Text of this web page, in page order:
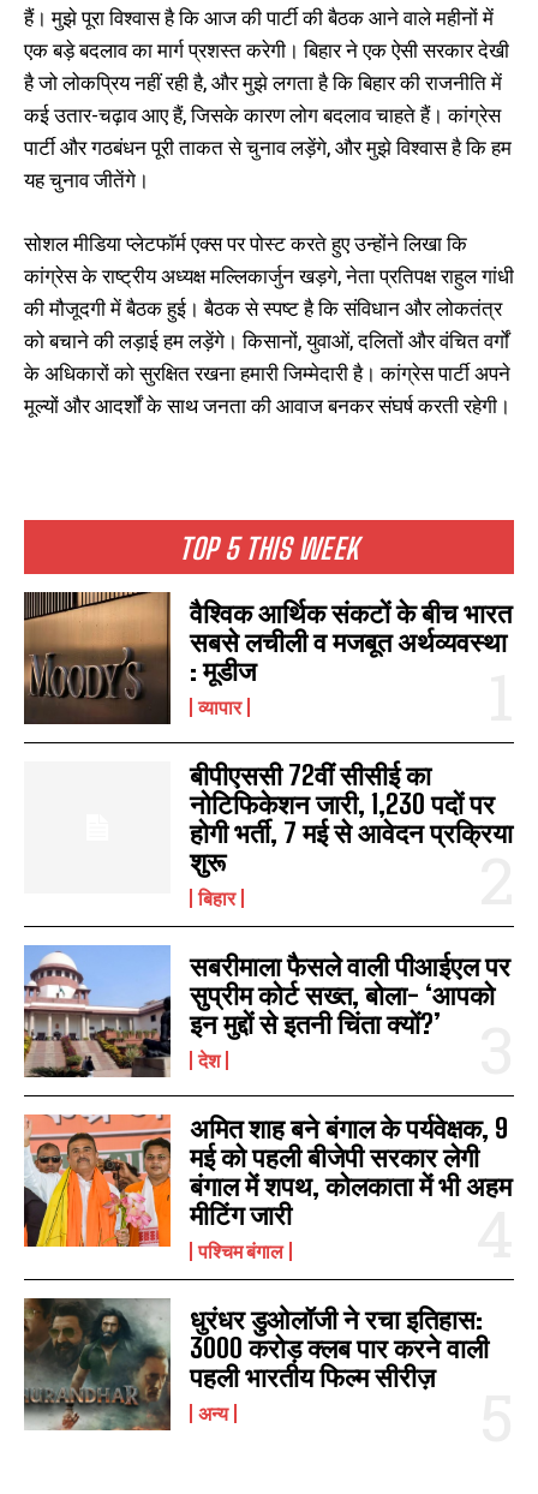
TOP 5 THIS WEEK
वैश्विक आर्थिक संकटों के बीच भारत
सबसे लचीली व मजबूत अर्थव्यवस्था
: मूडीज
व्यापार
बीपीएससी 72वीं सीसीई का
नोटिफिकेशन जारी, 1,230 पदों पर
होगी भर्ती, 7 मई से आवेदन प्रक्रिया
शुरू
बिहार
सबरीमाला फैसले वाली पीआईएल पर
सुप्रीम कोर्ट सख्त, बोला- ‘आपको
इन मुद्दों से इतनी चिंता क्यों?’
देश
अमित शाह बने बंगाल के पर्यवेक्षक, 9
मई को पहली बीजेपी सरकार लेगी
बंगाल में शपथ, कोलकाता में भी अहम
मीटिंग जारी
पश्चिम बंगाल
धुरंधर डुओलॉजी ने रचा इतिहास:
3000 करोड़ क्लब पार करने वाली
पहली भारतीय फिल्म सीरीज़
अन्य
हैं। मुझे पूरा विश्वास है कि आज की पार्टी की बैठक आने वाले महीनों में
एक बड़े बदलाव का मार्ग प्रशस्त करेगी। बिहार ने एक ऐसी सरकार देखी
है जो लोकप्रिय नहीं रही है, और मुझे लगता है कि बिहार की राजनीति में
कई उतार-चढ़ाव आए हैं, जिसके कारण लोग बदलाव चाहते हैं। कांग्रेस
पार्टी और गठबंधन पूरी ताकत से चुनाव लड़ेंगे, और मुझे विश्वास है कि हम
यह चुनाव जीतेंगे।
सोशल मीडिया प्लेटफॉर्म एक्स पर पोस्ट करते हुए उन्होंने लिखा कि
कांग्रेस के राष्ट्रीय अध्यक्ष मल्लिकार्जुन खड़गे, नेता प्रतिपक्ष राहुल गांधी
की मौजूदगी में बैठक हुई। बैठक से स्पष्ट है कि संविधान और लोकतंत्र
को बचाने की लड़ाई हम लड़ेंगे। किसानों, युवाओं, दलितों और वंचित वर्गों
के अधिकारों को सुरक्षित रखना हमारी जिम्मेदारी है। कांग्रेस पार्टी अपने
मूल्यों और आदर्शों के साथ जनता की आवाज बनकर संघर्ष करती रहेगी।